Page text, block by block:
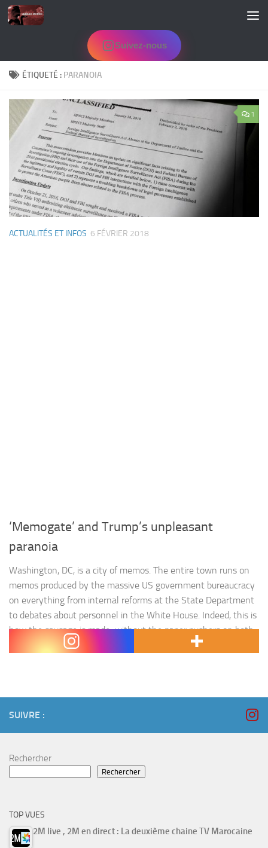
Skip to content
Suivez-nous
ÉTIQUETÉ : PARANOIA
1
ACTUALITÉS ET INFOS 6 FÉVRIER 2018
‘Memogate’ and Trump’s unpleasant
paranoia
Washington, DC, is a city of memos. The entire town runs on
memos produced by the massive US government bureaucracy
on everything from internal reforms at the State Department
to debates about personnel in the White House. Indeed, this is
how the sausage is made; without the paper pushers on both
ends of Pennsylvania Avenue,…
SUIVRE :
Rechercher
Rechercher
TOP VUES
2M live , 2M en direct : La deuxième chaine TV Marocaine